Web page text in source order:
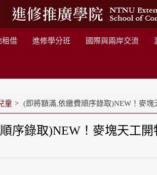
租借 進修學分班 國際與兩岸交流
童 (即將額滿,依繳費順序錄取)NEW！麥塊
序錄取)NEW！麥塊天工開